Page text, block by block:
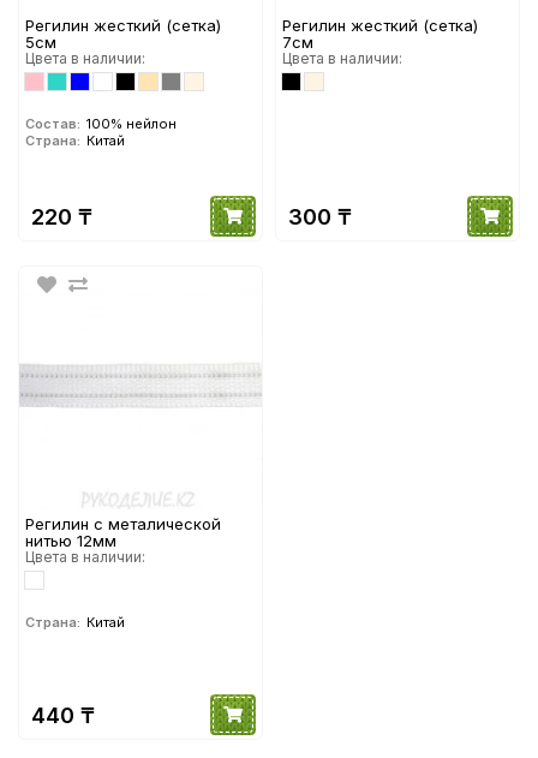
Регилин жесткий (сетка)
5см
Цвета в наличии:
Состав: 100% нейлон
Страна: Китай
220 ₸
Регилин жесткий (сетка)
7см
Цвета в наличии:
300 ₸
Регилин с металической
нитью 12мм
Цвета в наличии:
Страна: Китай
440 ₸